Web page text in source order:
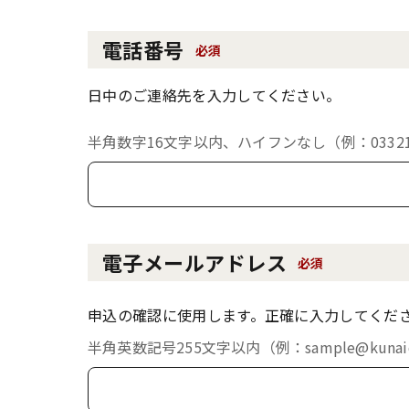
電話番号 必須
日中のご連絡先を入力してください。
半角数字16文字以内、ハイフンなし（例：
電子メールアドレス 必須
申込の確認に使用します。正確に入力してくだ
半角英数記号255文字以内（例：